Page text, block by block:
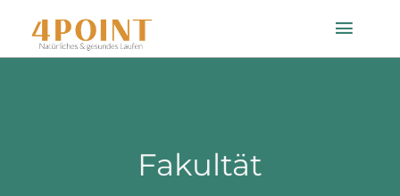
Inhalt
Toggle
Fakultät